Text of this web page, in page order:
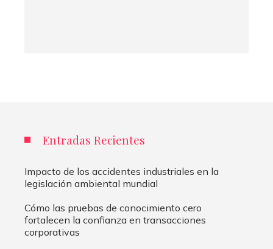
Entradas Recientes
Impacto de los accidentes industriales en la
legislación ambiental mundial
Cómo las pruebas de conocimiento cero
fortalecen la confianza en transacciones
corporativas